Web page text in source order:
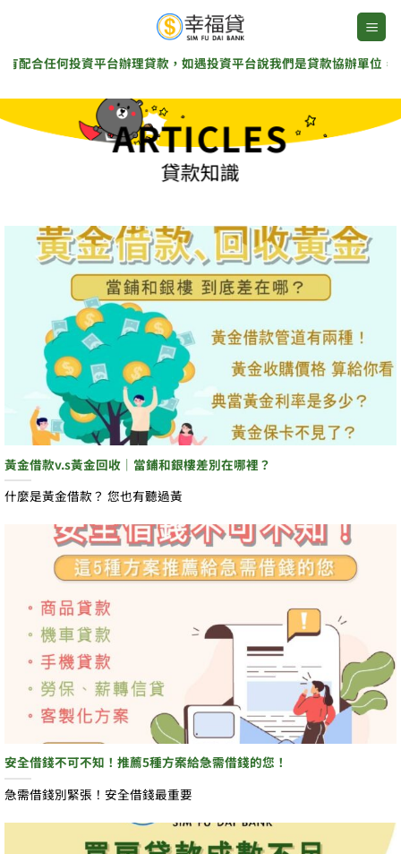
content
何投資平台辦理貸款，如遇投資平台說我們是貸款協辦單位，那是
ARTICLES
貸款知識
黃金借款v.s黃金回收｜當鋪和銀樓差別在哪裡？
什麼是黃金借款？ 您也有聽過黃
安全借錢不可不知！推薦5種方案給急需借錢的您！
急需借錢別緊張！安全借錢最重要